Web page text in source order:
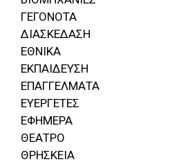
ΓΕΓΟΝΟΤΑ
ΔΙΑΣΚΕΔΑΣΗ
ΕΘΝΙΚΑ
ΕΚΠΑΙΔΕΥΣΗ
ΕΠΑΓΓΕΛΜΑΤΑ
ΕΥΕΡΓΕΤΕΣ
ΕΦΗΜΕΡΑ
ΘΕΑΤΡΟ
ΘΡΗΣΚΕΙΑ